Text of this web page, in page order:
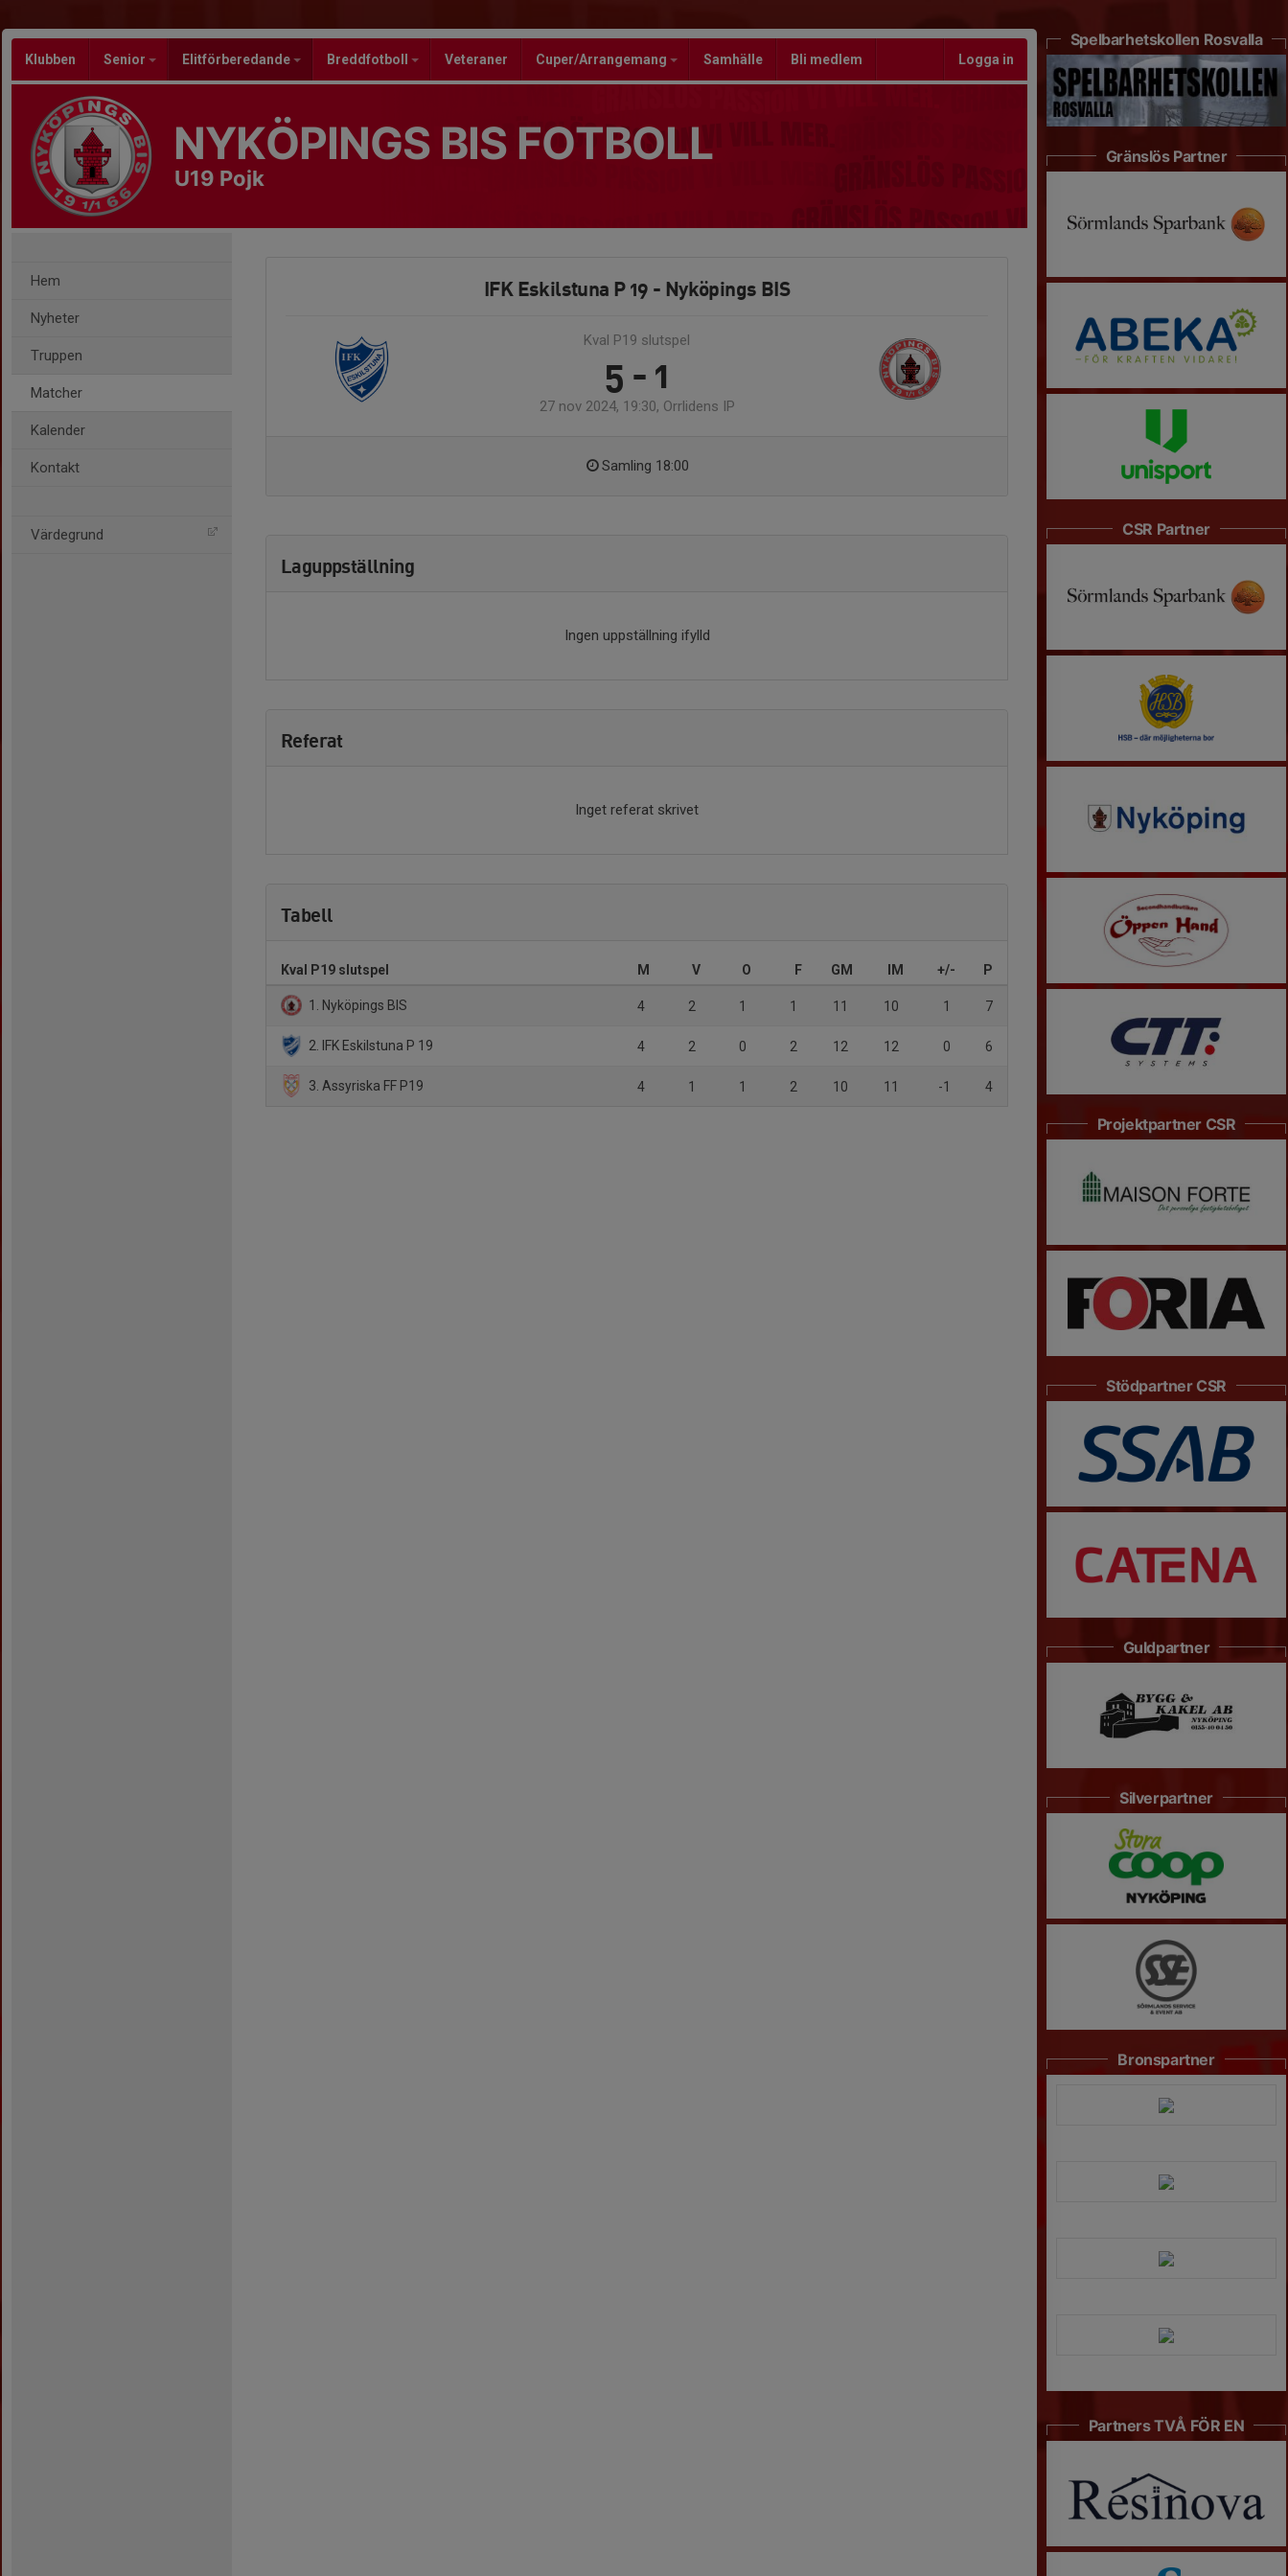
Klubben Senior Elitförberedande Breddfotboll Veteraner Cuper/Arrangemang Samhälle Bli medlem Logga in
NYKÖPINGS BIS FOTBOLL
U19 Pojk
Hem
Nyheter
Truppen
Matcher
Kalender
Kontakt
Värdegrund
IFK Eskilstuna P 19 - Nyköpings BIS
Kval P19 slutspel
5 - 1
27 nov 2024, 19:30, Orrlidens IP
Samling 18:00
Laguppställning
Ingen uppställning ifylld
Referat
Inget referat skrivet
Tabell
Kval P19 slutspel M V O F GM IM +/- P
1. Nyköpings BIS 4 2 1 1 11 10 1 7
2. IFK Eskilstuna P 19 4 2 0 2 12 12 0 6
3. Assyriska FF P19 4 1 1 2 10 11 -1 4
Spelbarhetskollen Rosvalla
Gränslös Partner
CSR Partner
Projektpartner CSR
Stödpartner CSR
Guldpartner
Silverpartner
Bronspartner
Partners TVÅ FÖR EN